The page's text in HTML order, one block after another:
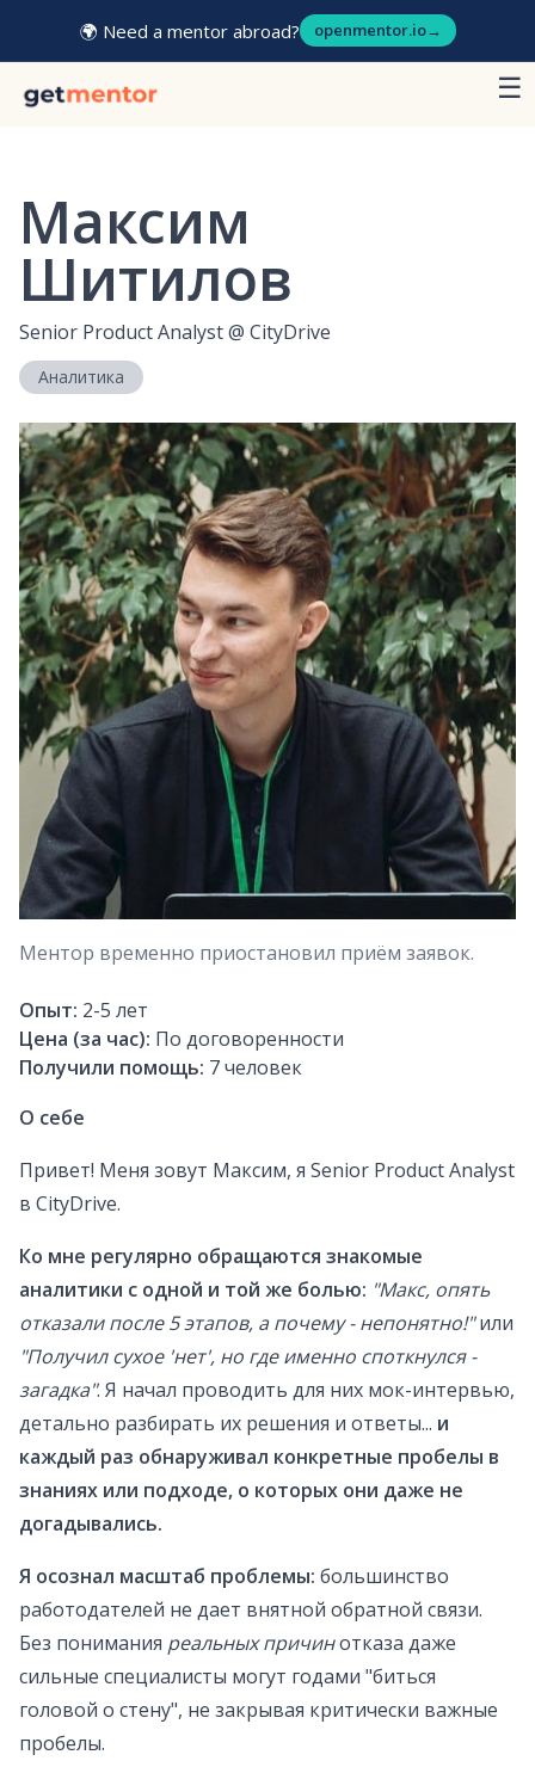
🌍 Need a mentor abroad? openmentor.io→
☰
Максим
Шитилов
Senior Product Analyst@ CityDrive
Аналитика
Ментор временно приостановил приём заявок.
Опыт: 2-5 лет
Цена (за час): По договоренности
Получили помощь: 7человек
О себе
Привет! Меня зовут Максим, я Senior Product Analyst
в CityDrive.
Ко мне регулярно обращаются знакомые
аналитики с одной и той же болью: "Макс, опять
отказали после 5 этапов, а почему - непонятно!"или
"Получил сухое 'нет', но где именно споткнулся -
загадка". Я начал проводить для них мок-интервью,
детально разбирать их решения и ответы... и
каждый раз обнаруживал конкретные пробелы в
знаниях или подходе, о которых они даже не
догадывались.
Я осознал масштаб проблемы: большинство
работодателей не дает внятной обратной связи.
Без понимания реальных причинотказа даже
сильные специалисты могут годами "биться
головой о стену", не закрывая критически важные
пробелы.